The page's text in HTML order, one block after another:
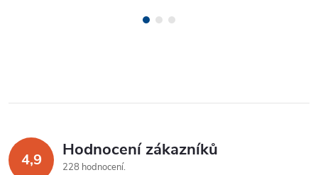
4,9 Hodnocení zákazníků
228 hodnocení